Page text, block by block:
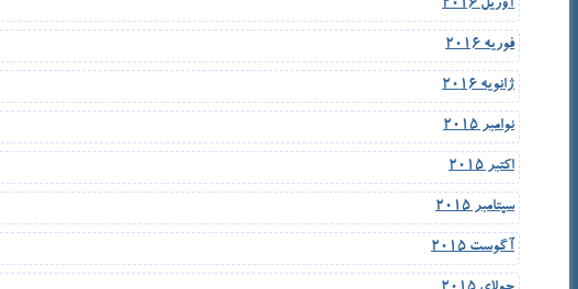
آوریل 2016
فوریه 2016
ژانویه 2016
نوامبر 2015
اکتبر 2015
سپتامبر 2015
آگوست 2015